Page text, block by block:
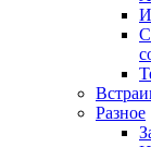
Разное